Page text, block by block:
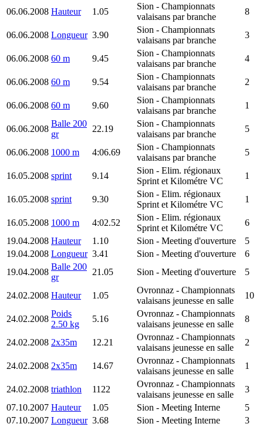
06.06.2008 Hauteur 1.05
Sion - Championnats
valaisans par branche
8
06.06.2008 Longueur 3.90
Sion - Championnats
valaisans par branche
3
06.06.2008 60 m 9.45
Sion - Championnats
valaisans par branche
4
06.06.2008 60 m 9.54
Sion - Championnats
valaisans par branche
2
06.06.2008 60 m 9.60
Sion - Championnats
valaisans par branche
1
06.06.2008
Balle 200
gr
22.19
Sion - Championnats
valaisans par branche
5
06.06.2008 1000 m 4:06.69
Sion - Championnats
valaisans par branche
5
16.05.2008 sprint 9.14
Sion - Elim. régionaux
Sprint et Kilométre VC
1
16.05.2008 sprint 9.30
Sion - Elim. régionaux
Sprint et Kilométre VC
1
16.05.2008 1000 m 4:02.52
Sion - Elim. régionaux
Sprint et Kilométre VC
6
19.04.2008 Hauteur 1.10 Sion - Meeting d'ouverture
5
19.04.2008 Longueur 3.41 Sion - Meeting d'ouverture
6
19.04.2008
Balle 200
gr
21.05 Sion - Meeting d'ouverture 5
24.02.2008 Hauteur 1.05
Ovronnaz - Championnats
valaisans jeunesse en salle
10
24.02.2008
Poids
2.50 kg
5.16
Ovronnaz - Championnats
valaisans jeunesse en salle
8
24.02.2008 2x35m 12.21
Ovronnaz - Championnats
valaisans jeunesse en salle
2
24.02.2008 2x35m 14.67
Ovronnaz - Championnats
valaisans jeunesse en salle
1
24.02.2008 triathlon 1122
Ovronnaz - Championnats
valaisans jeunesse en salle
3
07.10.2007 Hauteur 1.05 Sion - Meeting Interne
5
07.10.2007 Longueur 3.68 Sion - Meeting Interne 3